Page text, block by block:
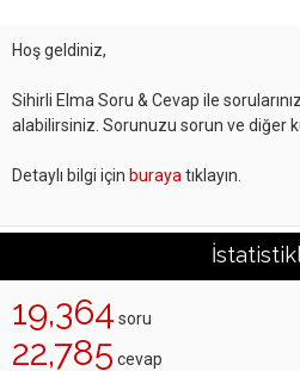
Hoş geldiniz,
Sihirli Elma Soru & Cevap ile
alabilirsiniz. Sorunuzu sorun ve diğer
Detaylı bilgi için buraya tıklayın.
19,364 soru
22,785 cevap